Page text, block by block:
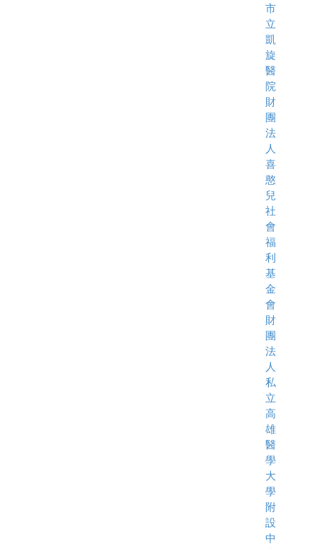
市
立
凱
旋
醫
院
財
團
法
人
喜
憨
兒
社
會
福
利
基
金
會
財
團
法
人
私
立
高
雄
醫
學
大
學
附
設
中